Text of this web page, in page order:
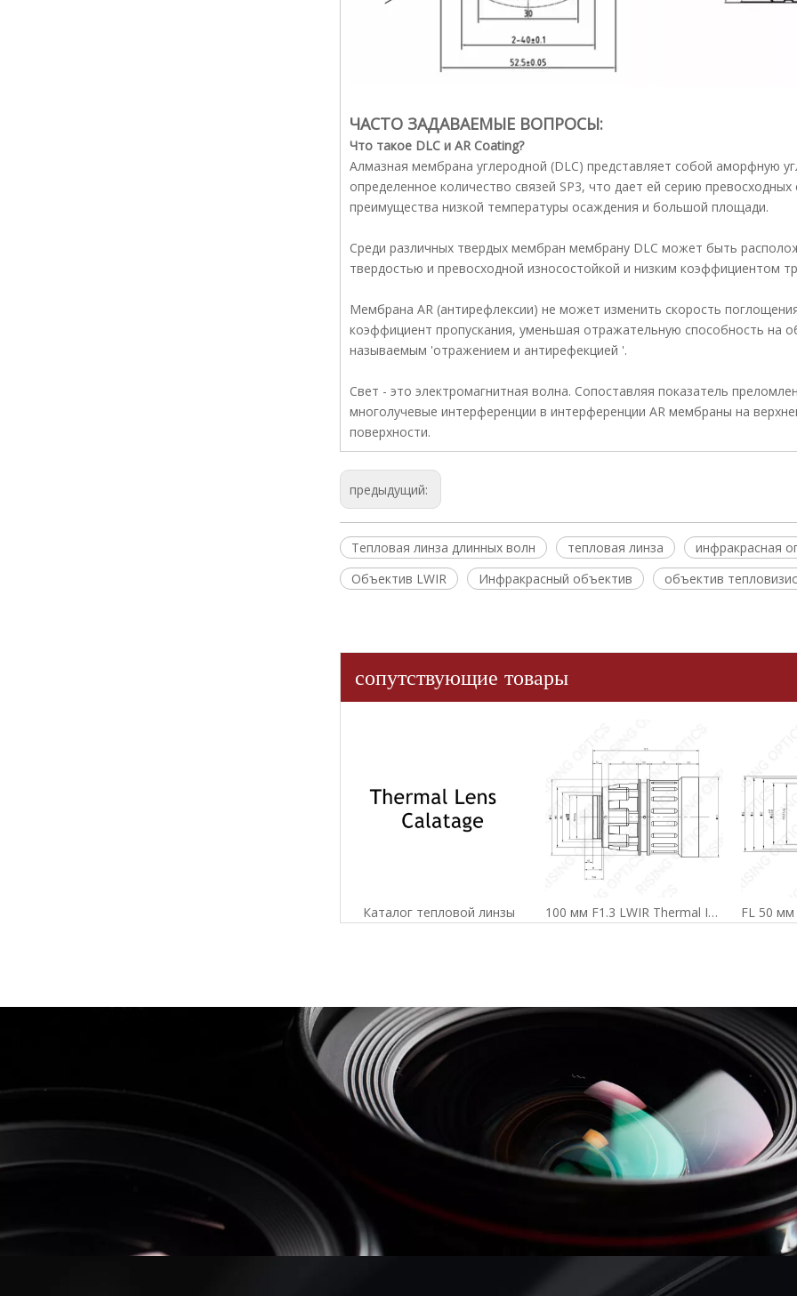
ЧАСТО ЗАДАВАЕМЫЕ ВОПРОСЫ:
Что такое DLC и AR Coating?
Алмазная мембрана углеродной (DLC) представляет собой аморфную
определенное количество связей SP3, что дает ей серию
преимущества низкой температуры осаждения и большой площади.
Среди различных твердых мембран мембрану DLC может быть
твердостью и превосходной износостойкой и низким коэффициентом
Мембрана AR (антирефлексии) не может изменить скорость
коэффициент пропускания, уменьшая отражательную способность на
называемым 'отражением и антирефекцией '.
Свет - это электромагнитная волна. Сопоставляя показатель
многолучевые интерференции в интерференции AR мембраны на
поверхности.
предыдущий:
Тепловая линза длинных волн тепловая линза инфракрасная
Объектив LWIR
Инфракрасный объектив объектив
сопутствующие товары
Каталог тепловой линзы 100 мм F1.3 LWIR Thermal Imager Lens для 640x512-17UM